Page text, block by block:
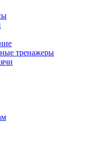
тренажеры